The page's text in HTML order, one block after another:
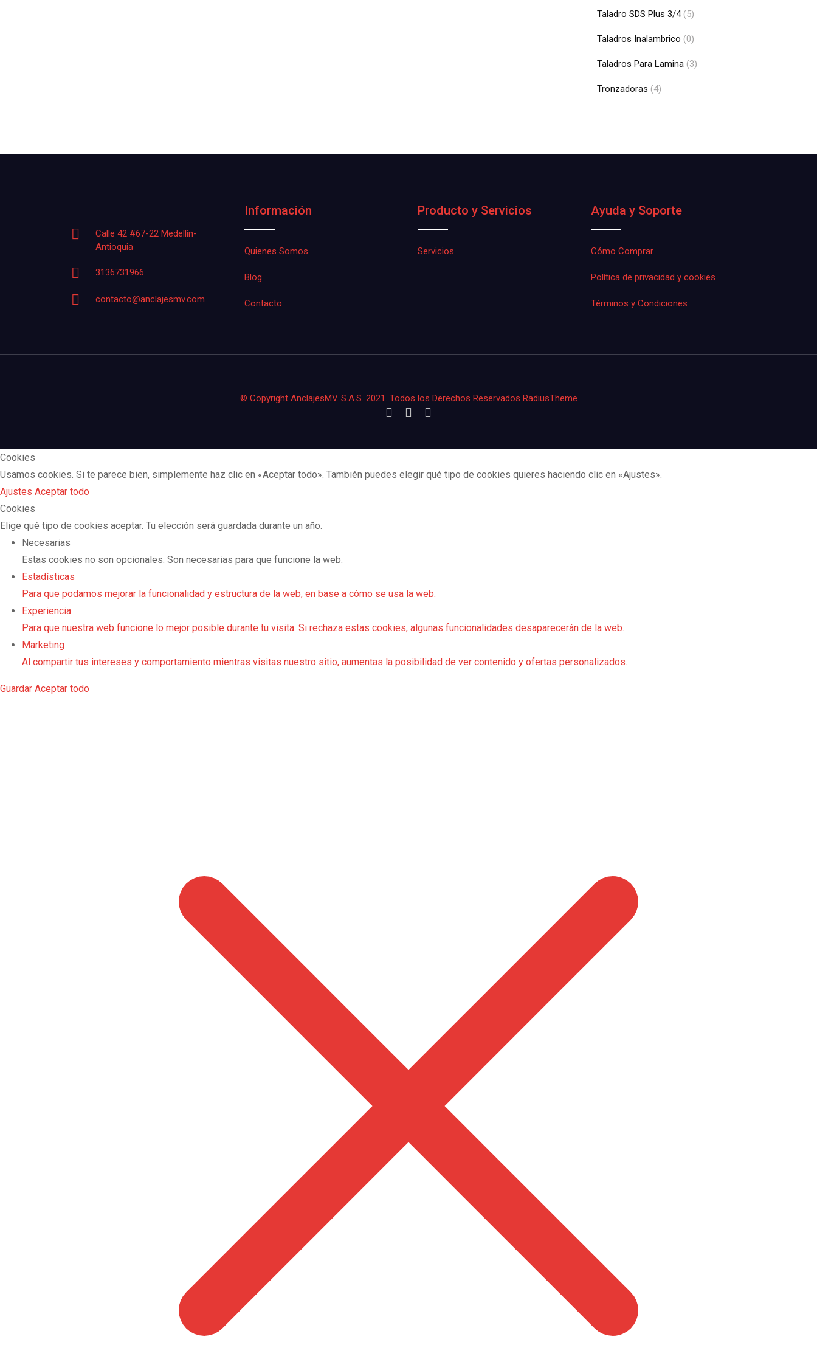
Taladro SDS Plus 3/4 (5)
Taladros Inalambrico (0)
Taladros Para Lamina (3)
Tronzadoras (4)
Calle 42 #67-22 Medellín-
Antioquia
3136731966
contacto@anclajesmv.com
Información
Quienes Somos
Blog
Contacto
Producto y Servicios
Servicios
Ayuda y Soporte
Cómo Comprar
Política de privacidad y cookies
Términos y Condiciones
© Copyright AnclajesMV. S.A.S. 2021. Todos los Derechos Reservados RadiusTheme
Cookies
Usamos cookies. Si te parece bien, simplemente haz clic en «Aceptar todo». También puedes elegir qué tipo de cookies quieres haciendo clic en «Ajustes».
Ajustes Aceptar todo
Cookies
Elige qué tipo de cookies aceptar. Tu elección será guardada durante un año.
Necesarias
Estas cookies no son opcionales. Son necesarias para que funcione la web.
Estadísticas
Para que podamos mejorar la funcionalidad y estructura de la web, en base a cómo se usa la web.
Experiencia
Para que nuestra web funcione lo mejor posible durante tu visita. Si rechaza estas cookies, algunas funcionalidades desaparecerán de la web.
Marketing
Al compartir tus intereses y comportamiento mientras visitas nuestro sitio, aumentas la posibilidad de ver contenido y ofertas personalizados.
Guardar Aceptar todo